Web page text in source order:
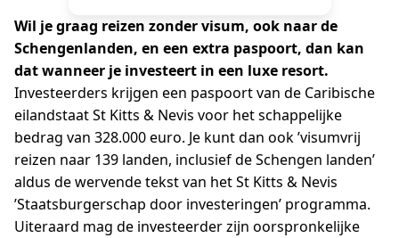
Wil je graag reizen zonder visum, ook naar de
Schengenlanden, en een extra paspoort, dan kan
dat wanneer je investeert in een luxe resort.
Investeerders krijgen een paspoort van de Caribische
eilandstaat St Kitts & Nevis voor het schappelijke
bedrag van 328.000 euro. Je kunt dan ook ’visumvrij
reizen naar 139 landen, inclusief de Schengen landen’
aldus de wervende tekst van het St Kitts & Nevis
’Staatsburgerschap door investeringen’ programma.
Uiteraard mag de investeerder zijn oorspronkelijke